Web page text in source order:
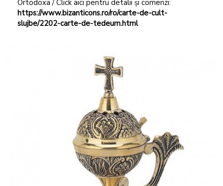
Ortodoxa / Click aici pentru detalii și comenzi:
https://www.bizanticons.ro/ro/carte-de-cult-
slujbe/2202-carte-de-tedeum.html